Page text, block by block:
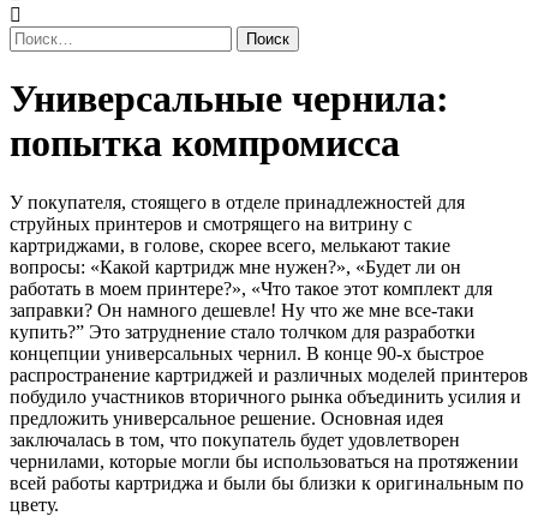
Найти:
Универсальные
чернила:
попытка
компромисса
Универсальные чернила:
попытка компромисса
У покупателя, стоящего в отделе принадлежностей для
струйных принтеров и смотрящего на витрину с
картриджами, в голове, скорее всего, мелькают такие
вопросы: «Какой картридж мне нужен?», «Будет ли он
работать в моем принтере?», «Что такое этот комплект для
заправки? Он намного дешевле! Ну что же мне все-таки
купить?” Это затруднение стало толчком для разработки
концепции универсальных чернил. В конце 90-х быстрое
распространение картриджей и различных моделей принтеров
побудило участников вторичного рынка объединить усилия и
предложить универсальное решение. Основная идея
заключалась в том, что покупатель будет удовлетворен
чернилами, которые могли бы использоваться на протяжении
всей работы картриджа и были бы близки к оригинальным по
цвету.